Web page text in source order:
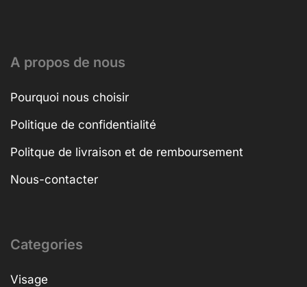
A propos de nous
Pourquoi nous choisir
Politique de confidentialité
Politque de livraison et de remboursement
Nous-contacter
Categories
Visage